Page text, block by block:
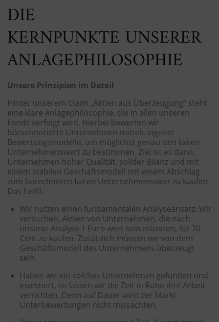
DIE
KERNPUNKTE UNSERER
ANLAGEPHILOSOPHIE
Unsere Prinzipien im Detail
Hinter unserem Claim „Aktien aus Überzeugung“ steht
eine klare Anlagephilosophie, die in allen unseren
Fonds verfolgt wird. Hierbei bewerten wir
börsennotierte Unternehmen mittels eigener
Bewertungsmodelle, um möglichst genau den fairen
Unternehmenswert zu bestimmen. Ziel ist es dann,
Unternehmen hoher Qualität, solider Bilanz und mit
einem stabilen Geschäftsmodell mit einem Abschlag
zum berechneten fairen Unternehmenswert zu kaufen.
Das heißt:
Wir nutzen einen fundamentalen Analyseansatz: Wir
versuchen, Aktien von Unternehmen, die nach
unserer Analyse 1 Euro wert sein müssten, für 70
Cent zu kaufen. Zusätzlich müssen wir von dem
Geschäftsmodell des Unternehmens überzeugt
sein.
Haben wir ein solches Unternehmen gefunden und
investiert, so lassen wir die Zeit in Ruhe ihre Arbeit
verrichten. Denn auf Dauer wird der Markt
Unterbewertungen nicht missachten.